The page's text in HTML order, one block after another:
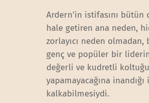
Ardern’in istifasını
hale getiren ana neden,
zorlayıcı neden
genç ve popüler bir
değerli ve kudretli
yapamayacağına
kalkabilmesiydi.